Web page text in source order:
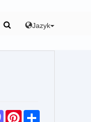
Jazyk
M
P